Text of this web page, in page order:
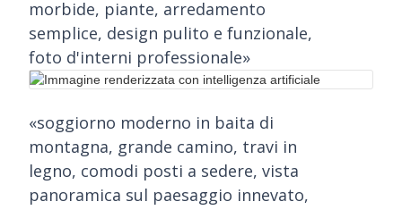
morbide, piante, arredamento
semplice, design pulito e funzionale,
foto d'interni professionale»
«soggiorno moderno in baita di
montagna, grande camino, travi in
legno, comodi posti a sedere, vista
panoramica sul paesaggio innevato,